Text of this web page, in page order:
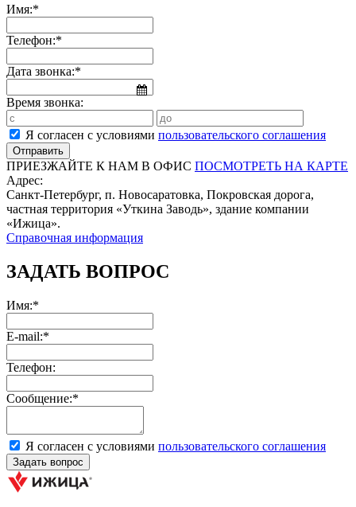
Имя:*
Телефон:*
Дата звонка:*
Время звонка:
Я согласен с условиями пользовательского соглашения
ПРИЕЗЖАЙТЕ К НАМ В ОФИС ПОСМОТРЕТЬ НА КАРТЕ
Адрес:
Санкт-Петербург, п. Новосаратовка, Покровская дорога,
частная территория «Уткина Заводь», здание компании
«Ижица».
Справочная информация
ЗАДАТЬ ВОПРОС
Имя:*
E-mail:*
Телефон:
Сообщение:*
Я согласен с условиями пользовательского соглашения